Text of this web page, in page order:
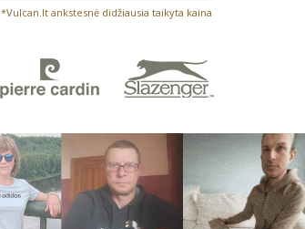
*Vulcan.lt ankstesnė didžiausia taikyta kaina